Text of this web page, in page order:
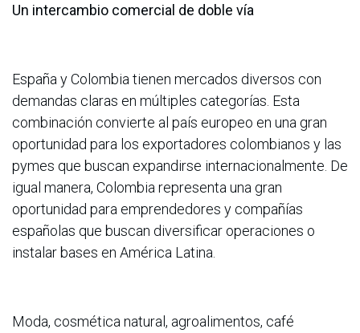
Un intercambio comercial de doble vía
España y Colombia tienen mercados diversos con
demandas claras en múltiples categorías. Esta
combinación convierte al país europeo en una gran
oportunidad para los exportadores colombianos y las
pymes que buscan expandirse internacionalmente. De
igual manera, Colombia representa una gran
oportunidad para emprendedores y compañías
españolas que buscan diversificar operaciones o
instalar bases en América Latina.
Moda, cosmética natural, agroalimentos, café